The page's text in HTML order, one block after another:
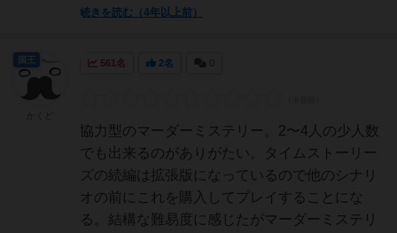
続きを読む（4年以上前）
561名 2名
協力型のマーダーミステリー。2〜4人の少人数
でも出来るのがありがたい。タイムストーリー
ズの続編は拡張版になっているので他のシナリ
オの前にこれを購入してプレイすることにな
る。結構な難易度に感じたがマーダーミステリ
国王